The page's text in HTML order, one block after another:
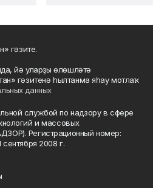
гәзите.
йә уларҙы өлөшләтә
гәзитенә һылтанма яһау мотлаҡ.
данных
службой по надзору в сфере
и массовых
Регистрационный номер:
2008 г.